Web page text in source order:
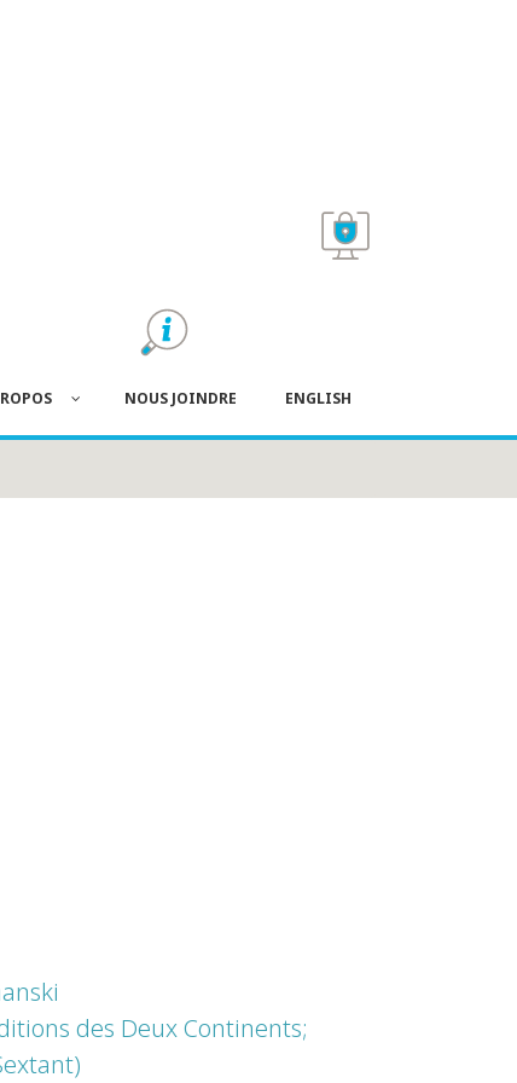
NOUS JOINDRE ENGLISH
des Deux Continents;